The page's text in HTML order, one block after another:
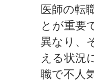
医師の転
とが重要
異なり、
える状況
職で不人